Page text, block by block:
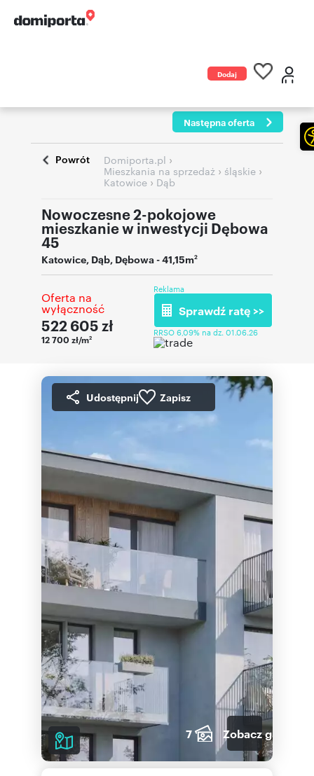
Dodaj
Następna oferta
Powrót Domiporta.pl ›
Mieszkania na sprzedaż › śląskie ›
Katowice › Dąb
Nowoczesne 2-pokojowe
mieszkanie w inwestycji Dębowa
45
Katowice, Dąb, Dębowa- 41,15m2
Oferta na
wyłączność
522 605 zł
12 700 zł/m2
Reklama
Sprawdź ratę >>
RRSO 6,09% na dz. 01.06.26
Udostępnij Zapisz
7 Zobacz galerię